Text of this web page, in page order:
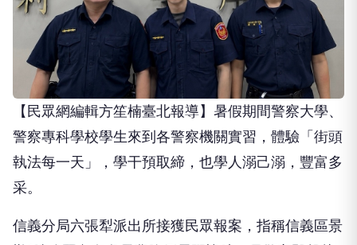
【民眾網編輯方笙楠臺北報導】暑假期間警察大學、
警察專科學校學生來到各警察機關實習，體驗「街頭
執法每一天」，學干預取締，也學人溺己溺，豐富多
采。
信義分局六張犁派出所接獲民眾報案，指稱信義區景
勤1號公園內有名長輩路倒需要協助，員警立即趕赴